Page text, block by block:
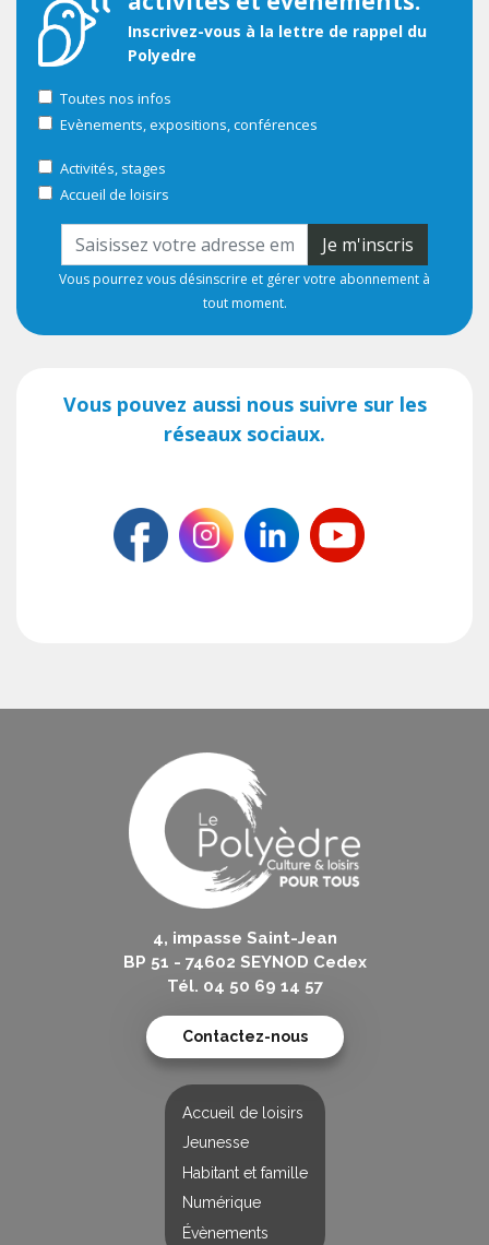
Inscrivez-vous à la lettre de rappel du
Polyedre
Toutes nos infos
Evènements, expositions, conférences
Activités, stages
Accueil de loisirs
Je m'inscris
Vous pourrez vous désinscrire et gérer votre abonnement à
tout moment.
Vous pouvez aussi nous suivre sur les
réseaux sociaux.
4, impasse Saint-Jean
BP 51 - 74602 SEYNOD Cedex
Tél. 04 50 69 14 57
Contactez-nous
Accueil de loisirs
Jeunesse
Habitant et famille
Numérique
Évènements